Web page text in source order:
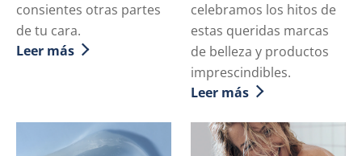
consientes otras partes
de tu cara.
Discover more about Hacks You Didn't Know You
Leer más
celebramos los hitos de
estas queridas marcas
de belleza y productos
imprescindibles.
Discover more about
Leer más